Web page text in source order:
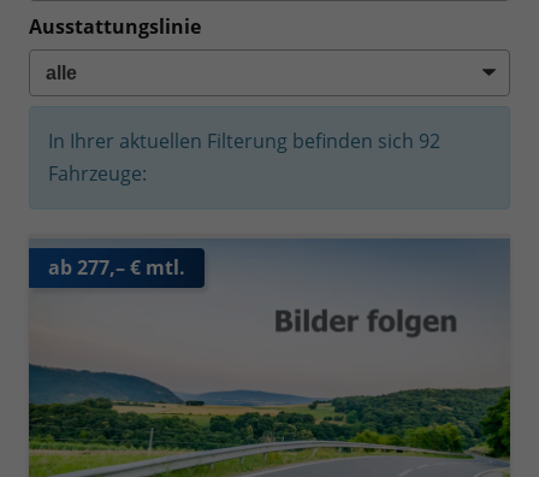
Ausstattungslinie
In Ihrer aktuellen Filterung befinden sich 92
Fahrzeuge:
ab 277,– € mtl.